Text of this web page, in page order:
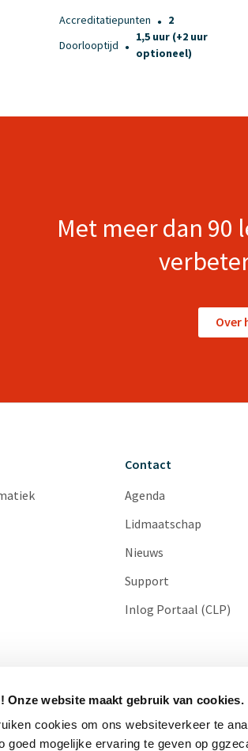
Onze website maakt gebruik van cookies.
cookies om ons websiteverkeer te
goed mogelijke ervaring te geven op
Accreditatiepunten ●
2
Doorlooptijd
●
1,5 uur (+2 uur
optioneel)
Met meer dan 90
Over
Contact
Agenda
Lidmaatschap
Nieuws
Support
Inlog Portaal (CLP)